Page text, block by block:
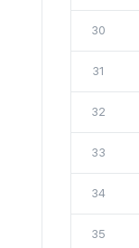
30
31
32
33
34
35